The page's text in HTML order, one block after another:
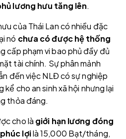
lương hưu tăng lên.
của Thái Lan có nhiều đặc
nó chưa có được hệ thống
cấp phạm vi bao phủ đầy đủ
tài chính. Sự phân mảnh
đến việc NLĐ có sự nghiệp
cho an sinh xã hội nhưng lại
thỏa đáng.
cho là giới hạn lương đóng
lợilà 15,000 Bạt/tháng,